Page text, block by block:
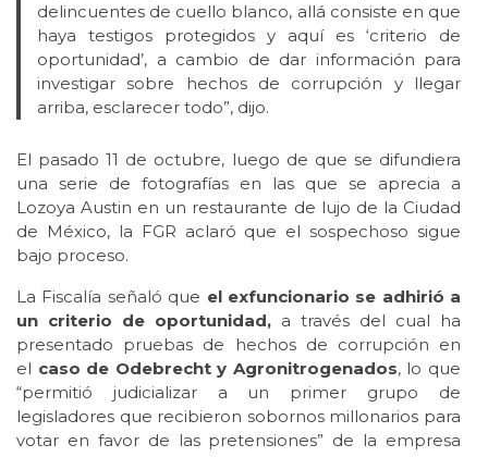
delincuentes de cuello blanco, allá consiste en que
haya testigos protegidos y aquí es ‘criterio de
oportunidad’, a cambio de dar información para
investigar sobre hechos de corrupción y llegar
arriba, esclarecer todo”, dijo.
El pasado 11 de octubre, luego de que se difundiera
una serie de fotografías en las que se aprecia a
Lozoya Austin en un restaurante de lujo de la Ciudad
de México, la FGR aclaró que el sospechoso sigue
bajo proceso.
La Fiscalía señaló que el exfuncionario se adhirió a
un criterio de oportunidad, a través del cual ha
presentado pruebas de hechos de corrupción en
el caso de Odebrecht y Agronitrogenados, lo que
“permitió judicializar a un primer grupo de
legisladores que recibieron sobornos millonarios para
votar en favor de las pretensiones” de la empresa